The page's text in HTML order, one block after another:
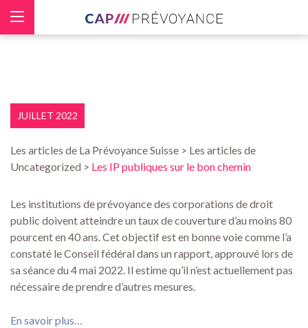
JUILLET 2022
Les articles de La Prévoyance Suisse > Les articles de
Uncategorized > Les IP publiques sur le bon chemin
Les institutions de prévoyance des corporations de droit
public doivent atteindre un taux de couverture d’au moins 80
pourcent en 40 ans. Cet objectif est en bonne voie comme l’a
constaté le Conseil fédéral dans un rapport, approuvé lors de
sa séance du 4 mai 2022. Il estime qu’il n’est actuellement pas
nécessaire de prendre d’autres mesures.
En savoir plus…
Panneau de gestion des cookies